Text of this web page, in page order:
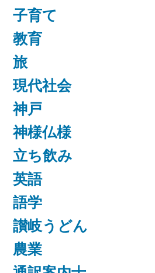
子育て
教育
旅
現代社会
神戸
神様仏様
立ち飲み
英語
語学
讃岐うどん
農業